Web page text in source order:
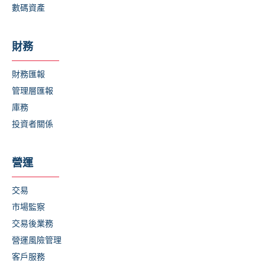
數碼資產
財務
財務匯報
管理層匯報
庫務
投資者關係
營運
交易
市場監察
交易後業務
營運風險管理
客戶服務